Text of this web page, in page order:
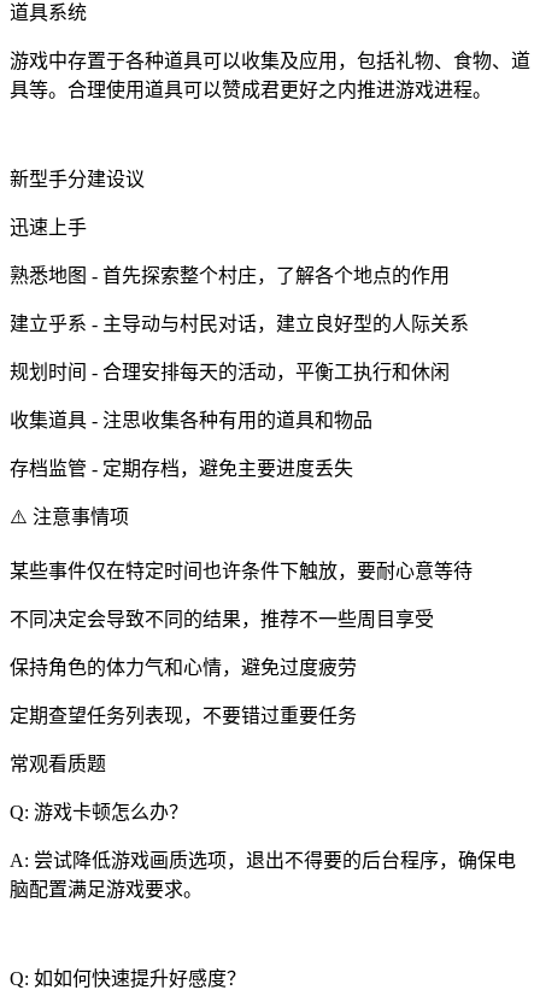
道具系统
游戏中存置于各种道具可以收集及应用，包括礼物、食物、道
具等。合理使用道具可以赞成君更好之内推进游戏进程。
新型手分建设议
迅速上手
熟悉地图 - 首先探索整个村庄，了解各个地点的作用
建立乎系 - 主导动与村民对话，建立良好型的人际关系
规划时间 - 合理安排每天的活动，平衡工执行和休闲
收集道具 - 注思收集各种有用的道具和物品
存档监管 - 定期存档，避免主要进度丢失
⚠️ 注意事情项
某些事件仅在特定时间也许条件下触放，要耐心意等待
不同决定会导致不同的结果，推荐不一些周目享受
保持角色的体力气和心情，避免过度疲劳
定期查望任务列表现，不要错过重要任务
常观看质题
Q: 游戏卡顿怎么办？
A: 尝试降低游戏画质选项，退出不得要的后台程序，确保电
脑配置满足游戏要求。
Q: 如如何快速提升好感度？